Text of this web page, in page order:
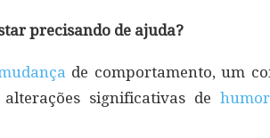
precisando de ajuda?
de comportamento, um
significativas de humor